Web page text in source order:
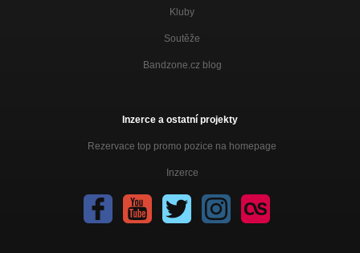
Kluby
Soutěže
Bandzone.cz blog
Inzerce a ostatní projekty
Rezervace top promo pozice na homepage
Inzerce